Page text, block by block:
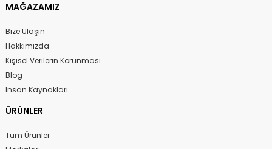
MAĞAZAMIZ
Bize Ulaşın
Hakkımızda
Kişisel Verilerin Korunması
Blog
İnsan Kaynakları
ÜRÜNLER
Tüm Ürünler